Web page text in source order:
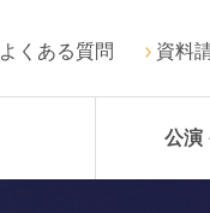
よくある質問 資料
公演